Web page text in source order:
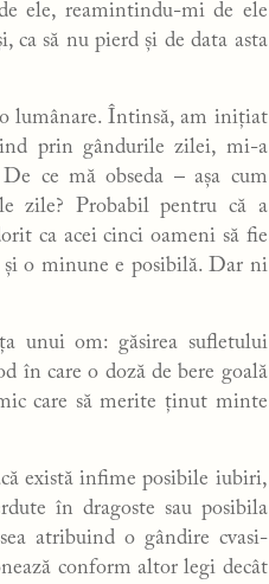
ele, reamintindu-mi de ele
ca să nu pierd și de data asta
o lumânare. Întinsă, am inițiat
prin gândurile zilei, mi-a
ce mă obseda – așa cum
zile? Probabil pentru că a
ca acei cinci oameni să fie
și o minune e posibilă. Dar ni
unui om: găsirea sufletului
în care o doză de bere goală
care să merite ținut minte
există infime posibile iubiri,
în dragoste sau posibila
atribuind o gândire cvasi-
conform altor legi decât